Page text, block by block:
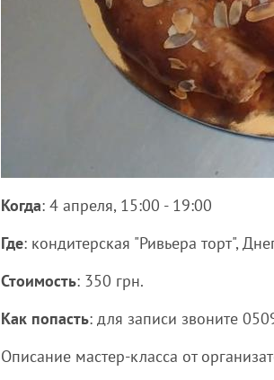
Когда: 4 апреля, 15:00 - 19:00
Где: кондитерская "Ривьера торт",
Стоимость: 350 грн.
Как попасть: для записи звоните
Описание мастер-класса от